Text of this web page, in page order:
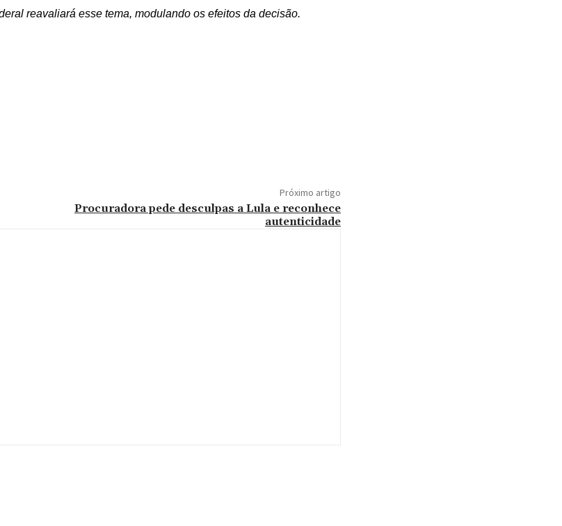
reavaliará esse tema, modulando os efeitos da decisão.
Próximo artigo
Procuradora pede desculpas a Lula e reconhece
autenticidade